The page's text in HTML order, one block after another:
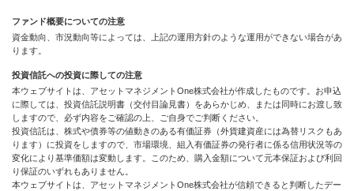
ファンド概要についての注意
資金動向、市況動向等によっては、上記の運用方針のような運用ができない場合があ
ります。
投資信託への投資に際しての注意
本ウェブサイトは、アセットマネジメントOne株式会社が作成したものです。お申込
に際しては、投資信託説明書（交付目論見書）をあらかじめ、または同時にお渡し致
しますので、必ず内容をご確認の上、ご自身でご判断ください。
投資信託は、株式や債券等の値動きのある有価証券（外貨建資産には為替リスクもあ
ります）に投資をしますので、市場環境、組入有価証券の発行者に係る信用状況等の
変化により基準価額は変動します。このため、購入金額について元本保証および利回
り保証のいずれもありません。
本ウェブサイトは、アセットマネジメントOne株式会社が信頼できると判断したデー